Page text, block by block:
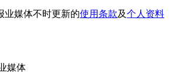
业媒体不时更新的使用条款及个人资料
媒体